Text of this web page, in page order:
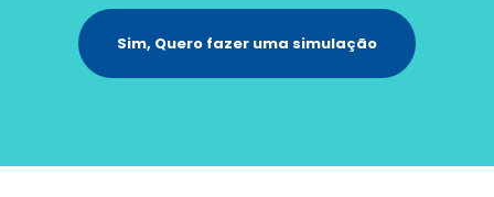
Sim, Quero fazer uma simulação